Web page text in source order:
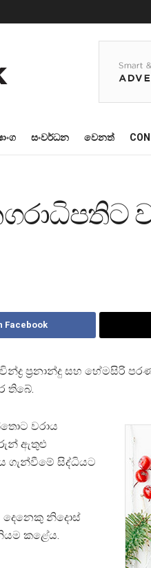
සංවර්ධන වෙනත්
Facebook
ප්‍රනාන්දු සහ හේමසිරි
තිබේ.
වරාය
ඇතුළු
ගැන්වීමේ සිද්ධියට
දෙනෙකු නිදොස්
කළේය.